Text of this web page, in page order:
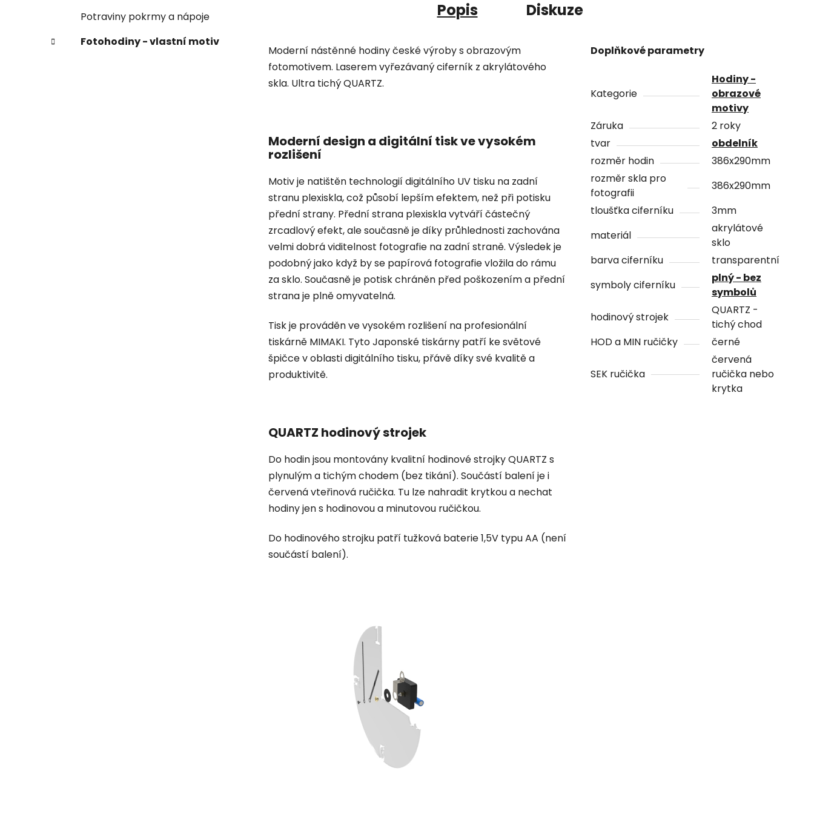
Potraviny pokrmy a nápoje
Fotohodiny - vlastní motiv
Popis Diskuze
Moderní nástěnné hodiny české výroby s obrazovým
fotomotivem. Laserem vyřezávaný ciferník z akrylátového
skla. Ultra tichý QUARTZ.
Moderní design a digitální tisk ve vysokém
rozlišení
Motiv je natištěn technologií digitálního UV tisku na zadní
stranu plexiskla, což působí lepším efektem, než při potisku
přední strany. Přední strana plexiskla vytváří částečný
zrcadlový efekt, ale současně je díky průhlednosti zachována
velmi dobrá viditelnost fotografie na zadní straně. Výsledek je
podobný jako když by se papírová fotografie vložila do rámu
za sklo. Současně je potisk chráněn před poškozením a přední
strana je plně omyvatelná.
Tisk je prováděn ve vysokém rozlišení na profesionální
tiskárně MIMAKI. Tyto Japonské tiskárny patří ke světové
špičce v oblasti digitálního tisku, přávě díky své kvalitě a
produktivitě.
QUARTZ hodinový strojek
Do hodin jsou montovány kvalitní hodinové strojky QUARTZ s
plynulým a tichým chodem (bez tikání). Součástí balení je i
červená vteřinová ručička. Tu lze nahradit krytkou a nechat
hodiny jen s hodinovou a minutovou ručičkou.
Do hodinového strojku patří tužková baterie 1,5V typu AA (není
součástí balení).
Doplňkové parametry
Kategorie
Hodiny -
obrazové
motivy
Záruka
2 roky
tvar
obdelník
rozměr hodin
386x290mm
rozměr skla pro
fotografii
386x290mm
tloušťka ciferníku
3mm
materiál
akrylátové
sklo
barva ciferníku
transparentní
symboly ciferníku
plný - bez
symbolů
hodinový strojek
QUARTZ -
tichý chod
HOD a MIN ručičky
černé
SEK ručička
červená
ručička nebo
krytka